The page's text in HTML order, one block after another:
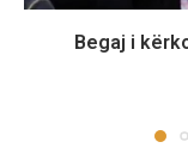
Begaj i